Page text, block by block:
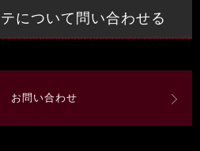
について問い合わせる
お問い合わせ